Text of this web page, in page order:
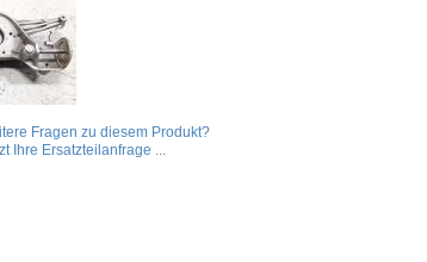
Fragen zu diesem Produkt?
Ihre Ersatzteilanfrage ...